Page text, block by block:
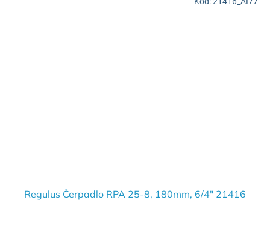
Regulus Čerpadlo RPA 25-8, 180mm, 6/4" 21416